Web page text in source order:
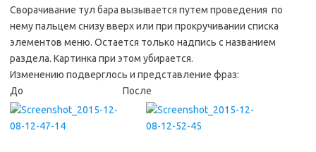
Сворачивание тул бара вызывается путем проведения по
нему пальцем снизу вверх или при прокручивании списка
элементов меню. Остается только надпись с названием
раздела. Картинка при этом убирается.
Изменению подверглось и представление фраз:
До После